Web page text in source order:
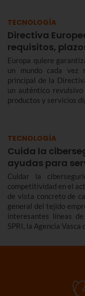
TECNOLOGÍA
Directiva
requisitos,
Europa quiere
un mundo cada vez
principal de la
un auténtico
productos y servicios
TECNOLOGÍA
Cuida la
ayudas para
Cuidar la
competitividad en el
de vista concreto de
general del tejido
interesantes líneas
SPRI, la Agencia